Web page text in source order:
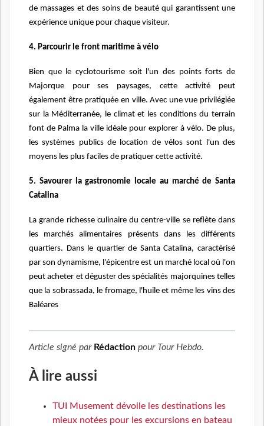
de massages et des soins de beauté qui garantissent une
expérience unique pour chaque visiteur.
4. Parcourir le front maritime à vélo
Bien que le cyclotourisme soit l'un des points forts de
Majorque pour ses paysages, cette activité peut
également être pratiquée en ville. Avec une vue privilégiée
sur la Méditerranée, le climat et les conditions du terrain
font de Palma la ville idéale pour explorer à vélo. De plus,
les systèmes publics de location de vélos sont l'un des
moyens les plus faciles de pratiquer cette activité.
5. Savourer la gastronomie locale au marché de Santa
Catalina
La grande richesse culinaire du centre-ville se reflète dans
les marchés alimentaires présents dans les différents
quartiers. Dans le quartier de Santa Catalina, caractérisé
par son dynamisme, l'épicentre est un marché local où l'on
peut acheter et déguster des spécialités majorquines telles
que la sobrassada, le fromage, l'huile et même les vins des
Baléares
Article signé par Rédaction pour Tour Hebdo.
À lire aussi
TUI Musement dévoile les destinations les
mieux notées pour les excursions en bateau